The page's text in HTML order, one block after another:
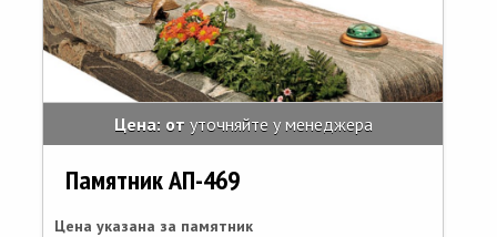
Цена: от уточняйте у менеджера
Памятник АП-469
Цена указана за памятник